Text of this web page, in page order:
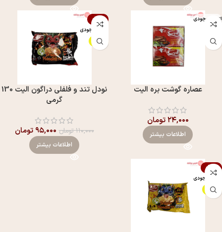
اتمام موجودی
عصاره گوشت بره الیت
۲۴,۰۰۰تومان
اطلاعات بیشتر
-14%
اتمام موجودی
ویژه
نودل تند و فلفلی دراگون الیت 130
گرمی
۱۱۰,۰۰۰تومان ۹۵,۰۰۰ تومان
اطلاعات بیشتر
-14%
اتمام موجودی
ویژه